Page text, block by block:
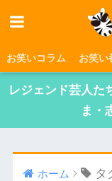
お笑いコラム お笑い
レジェンド芸人た
ま・
ホーム タ